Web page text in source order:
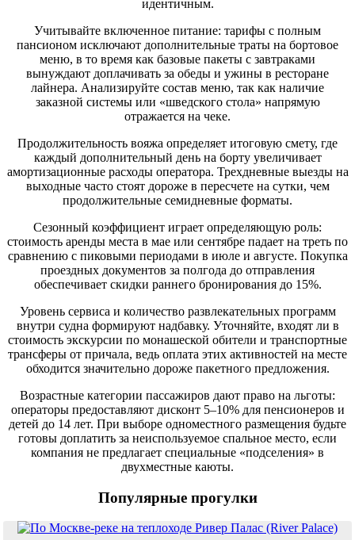
идентичным.
Учитывайте включенное питание: тарифы с полным
пансионом исключают дополнительные траты на бортовое
меню, в то время как базовые пакеты с завтраками
вынуждают доплачивать за обеды и ужины в ресторане
лайнера. Анализируйте состав меню, так как наличие
заказной системы или «шведского стола» напрямую
отражается на чеке.
Продолжительность вояжа определяет итоговую смету, где
каждый дополнительный день на борту увеличивает
амортизационные расходы оператора. Трехдневные выезды на
выходные часто стоят дороже в пересчете на сутки, чем
продолжительные семидневные форматы.
Сезонный коэффициент играет определяющую роль:
стоимость аренды места в мае или сентябре падает на треть по
сравнению с пиковыми периодами в июле и августе. Покупка
проездных документов за полгода до отправления
обеспечивает скидки раннего бронирования до 15%.
Уровень сервиса и количество развлекательных программ
внутри судна формируют надбавку. Уточняйте, входят ли в
стоимость экскурсии по монашеской обители и транспортные
трансферы от причала, ведь оплата этих активностей на месте
обходится значительно дороже пакетного предложения.
Возрастные категории пассажиров дают право на льготы:
операторы предоставляют дисконт 5–10% для пенсионеров и
детей до 14 лет. При выборе одноместного размещения будьте
готовы доплатить за неиспользуемое спальное место, если
компания не предлагает специальные «подселения» в
двухместные каюты.
Популярные прогулки